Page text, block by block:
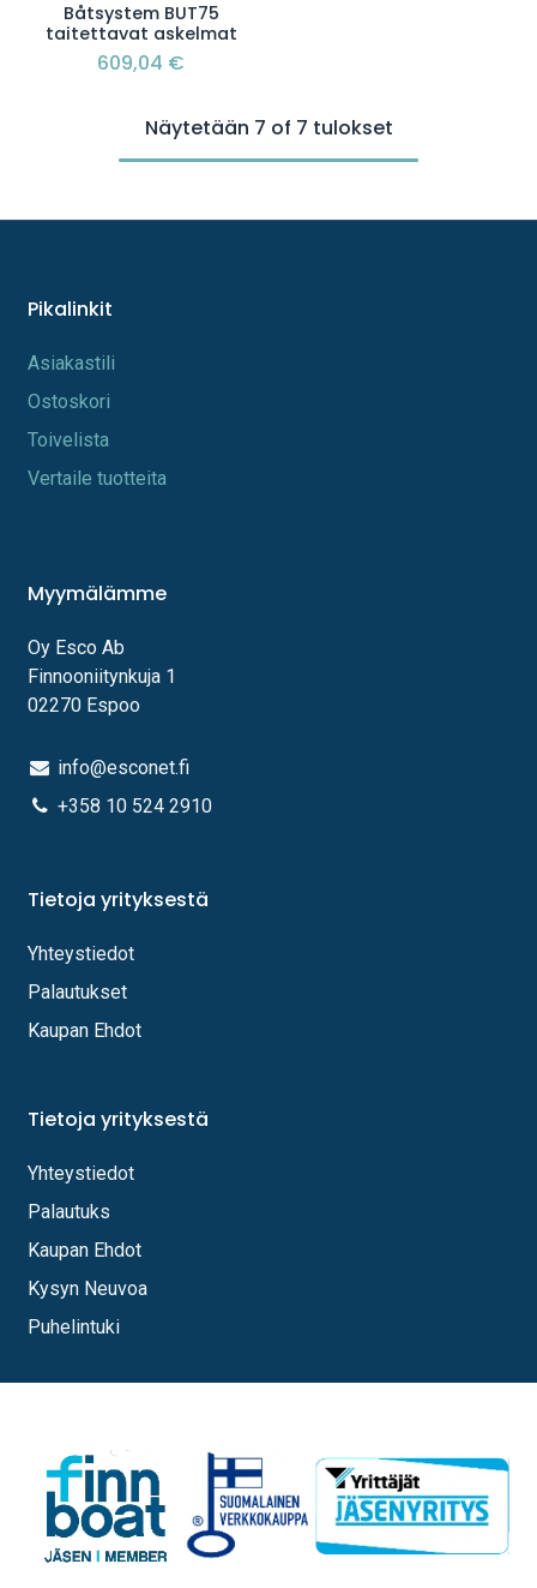
Båtsystem BUT75
taitettavat askelmat
609,04 €
Näytetään 7 of 7 tulokset
Pikalinkit
A​s​iakastili
Os​toskori
Toi​velista
Vertaile tuotteita
Myymälämme
Oy Esco Ab
Finnooniitynkuja 1
02270 Espoo
info@esconet.fi
+358 10 524 2910
Tietoja yrityksestä
Yhteystiedot
Palautukset
Kaupan Ehdot
Tietoja yrityksestä
Yhteystiedot
Palautuks
Kaupan Ehdot
Kysyn Neuvoa
Puhelintuki